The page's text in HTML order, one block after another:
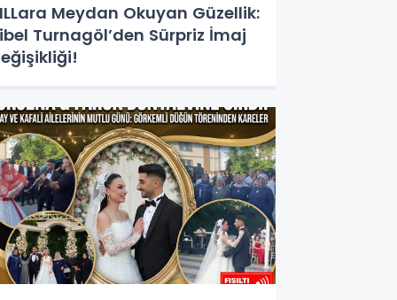
Meydan Okuyan Güzellik:
Turnagöl’den Sürpriz İmaj